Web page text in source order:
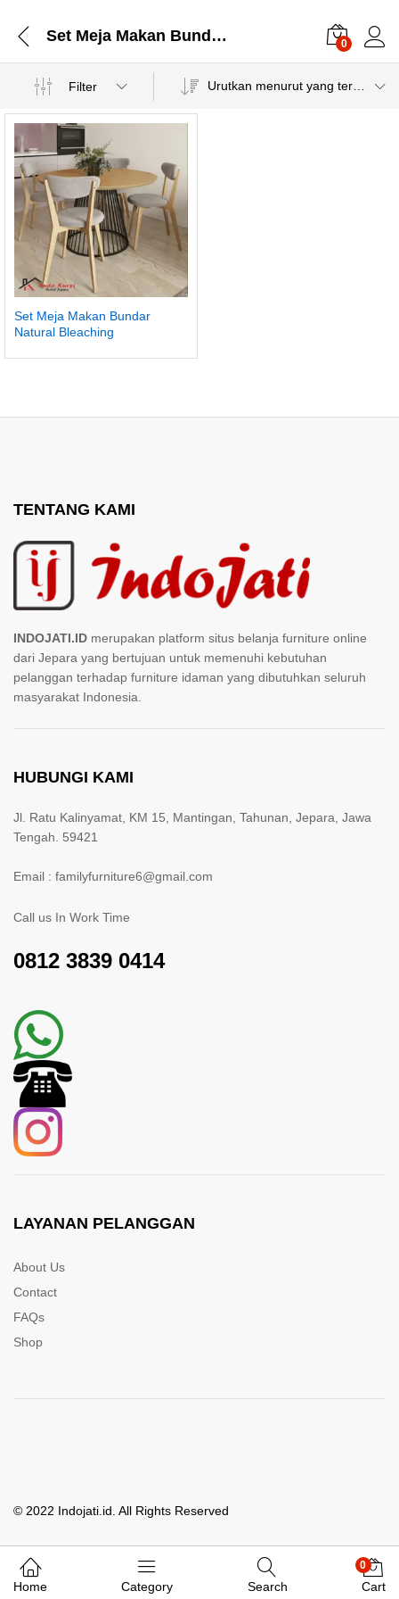
Set Meja Makan Bundar Natural 0
Filter
Set Meja Makan Bundar
Natural Bleaching
Whatsapp Kami
TENTANG KAMI
INDOJATI.ID merupakan platform situs belanja furniture online
dari Jepara yang bertujuan untuk memenuhi kebutuhan
pelanggan terhadap furniture idaman yang dibutuhkan seluruh
masyarakat Indonesia.
HUBUNGI KAMI
Jl. Ratu Kalinyamat, KM 15, Mantingan, Tahunan, Jepara, Jawa
Tengah. 59421
Email : familyfurniture6@gmail.com
Call us In Work Time
0812 3839 0414
LAYANAN PELANGGAN
About Us
Contact
FAQs
Shop
© 2022 Indojati.id. All Rights Reserved
Home Category Search
0
Cart